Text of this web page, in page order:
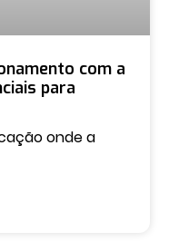
com a
para
onde a